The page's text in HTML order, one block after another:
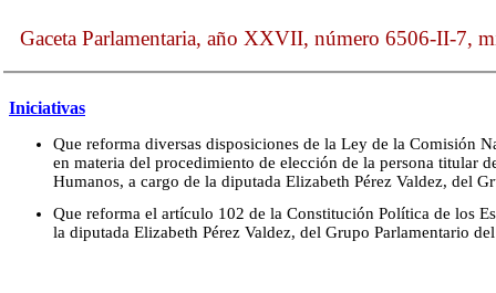
Gaceta Parlamentaria, año XXVII, número 6506-II-7,
Iniciativas
Que reforma diversas disposiciones de la Ley de la Comisión
en materia del procedimiento de elección de la persona titular
Humanos, a cargo de la diputada Elizabeth Pérez Valdez, del
Que reforma el artículo 102 de la Constitución Política de los
la diputada Elizabeth Pérez Valdez, del Grupo Parlamentario